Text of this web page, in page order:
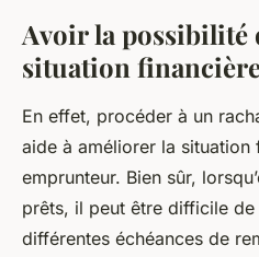
Avoir la possibilité
situation
En effet, procéder à un
aide à améliorer la situation
emprunteur. Bien sûr,
prêts, il peut être difficile
différentes échéances de